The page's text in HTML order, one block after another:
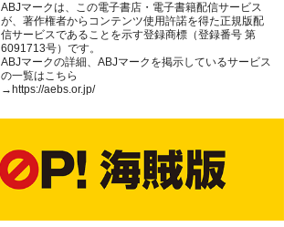
ABJマークは、この電子書店・電子書籍配信サービス
が、著作権者からコンテンツ使用許諾を得た正規版配
信サービスであることを示す登録商標（登録番号 第
6091713号）です。
ABJマークの詳細、ABJマークを掲示しているサービス
の一覧はこちら
→ https://aebs.or.jp/